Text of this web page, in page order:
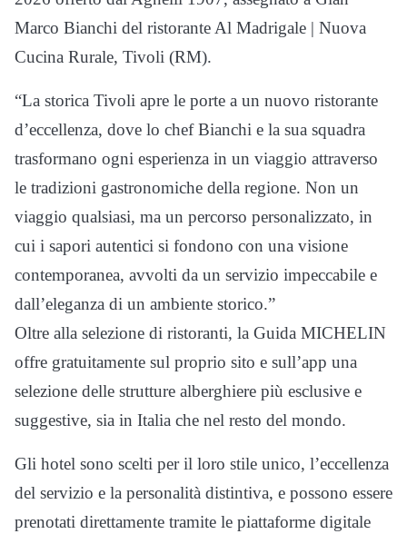
Marco Bianchi del ristorante Al Madrigale | Nuova
Cucina Rurale, Tivoli (RM).
“La storica Tivoli apre le porte a un nuovo ristorante
d’eccellenza, dove lo chef Bianchi e la sua squadra
trasformano ogni esperienza in un viaggio attraverso
le tradizioni gastronomiche della regione. Non un
viaggio qualsiasi, ma un percorso personalizzato, in
cui i sapori autentici si fondono con una visione
contemporanea, avvolti da un servizio impeccabile e
dall’eleganza di un ambiente storico.”
Oltre alla selezione di ristoranti, la Guida MICHELIN
offre gratuitamente sul proprio sito e sull’app una
selezione delle strutture alberghiere più esclusive e
suggestive, sia in Italia che nel resto del mondo.
Gli hotel sono scelti per il loro stile unico, l’eccellenza
del servizio e la personalità distintiva, e possono essere
prenotati direttamente tramite le piattaforme digitale